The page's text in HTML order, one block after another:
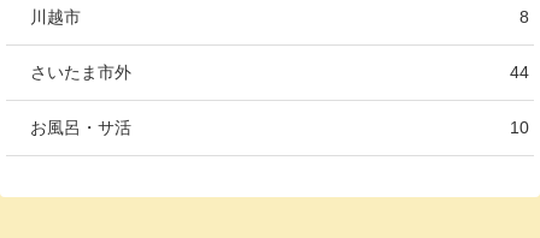
川越市 8
さいたま市外 44
お風呂・サ活 10